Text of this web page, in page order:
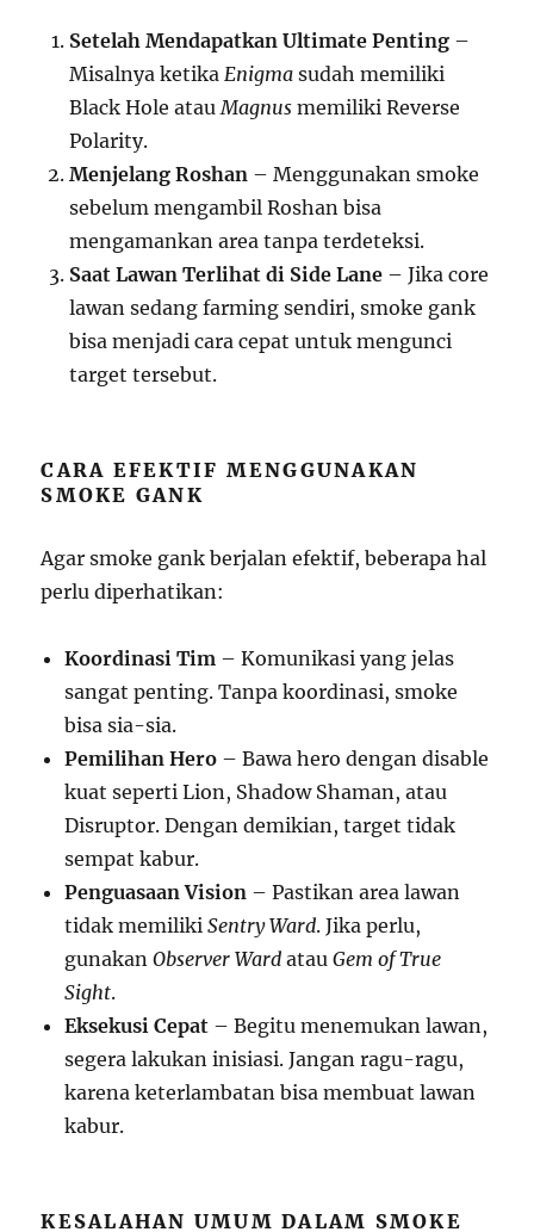
Setelah Mendapatkan Ultimate Penting –
Misalnya ketika Enigma sudah memiliki
Black Hole atau Magnus memiliki Reverse
Polarity.
Menjelang Roshan – Menggunakan smoke
sebelum mengambil Roshan bisa
mengamankan area tanpa terdeteksi.
Saat Lawan Terlihat di Side Lane – Jika core
lawan sedang farming sendiri, smoke gank
bisa menjadi cara cepat untuk mengunci
target tersebut.
CARA EFEKTIF MENGGUNAKAN
SMOKE GANK
Agar smoke gank berjalan efektif, beberapa hal
perlu diperhatikan:
Koordinasi Tim – Komunikasi yang jelas
sangat penting. Tanpa koordinasi, smoke
bisa sia-sia.
Pemilihan Hero – Bawa hero dengan disable
kuat seperti Lion, Shadow Shaman, atau
Disruptor. Dengan demikian, target tidak
sempat kabur.
Penguasaan Vision – Pastikan area lawan
tidak memilikiSentry Ward. Jika perlu,
gunakanObserver Ward atauGem of True
Sight.
Eksekusi Cepat – Begitu menemukan lawan,
segera lakukan inisiasi. Jangan ragu-ragu,
karena keterlambatan bisa membuat lawan
kabur.
KESALAHAN UMUM DALAM SMOKE